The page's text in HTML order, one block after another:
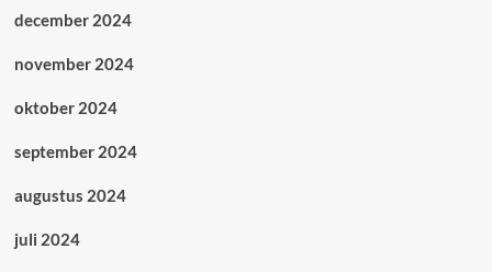
december 2024
november 2024
oktober 2024
september 2024
augustus 2024
juli 2024